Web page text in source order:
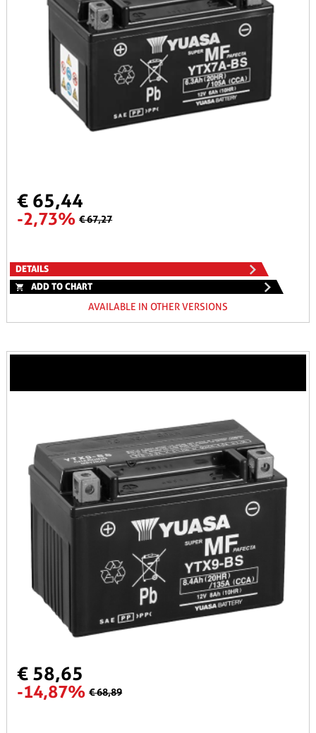
€ 65,44
-2,73% € 67,27
DETAILS
ADD TO CHART
AVAILABLE IN OTHER VERSIONS
€ 58,65
-14,87% € 68,89